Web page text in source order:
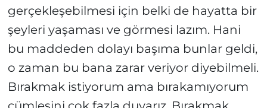
gerçekleşebilmesi için belki de hayatta bir
şeyleri yaşaması ve görmesi lazım. Hani
bu maddeden dolayı başıma bunlar geldi,
o zaman bu bana zarar veriyor diyebilmeli.
Bırakmak istiyorum ama bırakamıyorum